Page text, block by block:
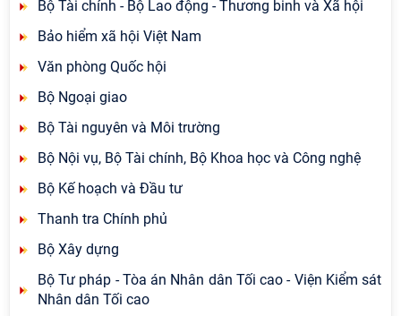
Bộ Tài chính - Bộ Lao động - Thương binh và Xã hội
Bảo hiểm xã hội Việt Nam
Văn phòng Quốc hội
Bộ Ngoại giao
Bộ Tài nguyên và Môi trường
Bộ Nội vụ, Bộ Tài chính, Bộ Khoa học và Công nghệ
Bộ Kế hoạch và Đầu tư
Thanh tra Chính phủ
Bộ Xây dựng
Bộ Tư pháp - Tòa án Nhân dân Tối cao - Viện Kiểm sát
Nhân dân Tối cao